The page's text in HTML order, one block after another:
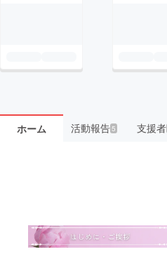
ホーム 活動報告5 支援者